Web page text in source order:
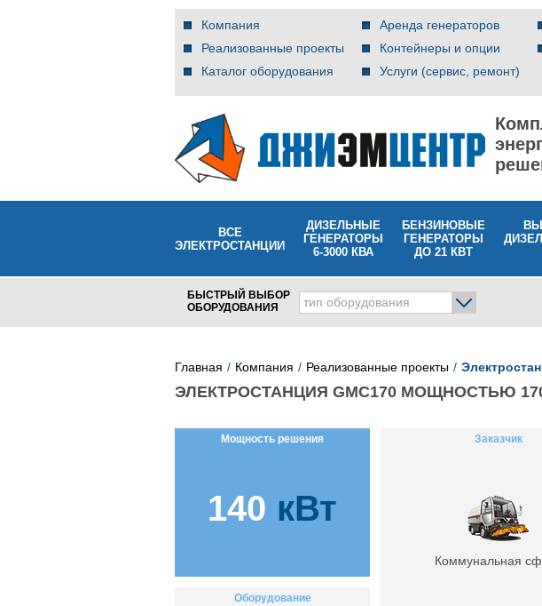
Компания
Реализованные проекты
Каталог оборудования
Аренда генераторов
Контейнеры и опции
Услуги (сервис, ремонт)
ВСЕ
ЭЛЕКТРОСТАНЦИИ
ДИЗЕЛЬНЫЕ
ГЕНЕРАТОРЫ
6-3000 КВА
БЕНЗИНОВЫЕ
ГЕНЕРАТОРЫ
ДО 21 КВТ
БЫСТРЫЙ ВЫБОР
ОБОРУДОВАНИЯ
тип оборудования
Главная Компания Реализованные проекты
ЭЛЕКТРОСТАНЦИЯ GMC170 МОЩНОСТЬЮ
Мощность решения
140 кВт
Оборудование
Заказчик
Коммунальная